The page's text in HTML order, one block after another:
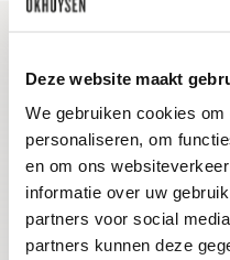
Deze website maakt
We gebruiken cookies
personaliseren, om
en om ons
informatie over uw
partners voor social
partners kunnen deze
Blijf op de
Ontvang het laatste
evenementen
E-mailadres